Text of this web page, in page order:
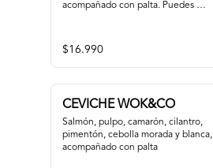
acompañado con palta. Puedes
$16.990
CEVICHE WOK&CO
Salmón, pulpo, camarón, cilantro,
pimentón, cebolla morada y blanca,
acompañado con palta